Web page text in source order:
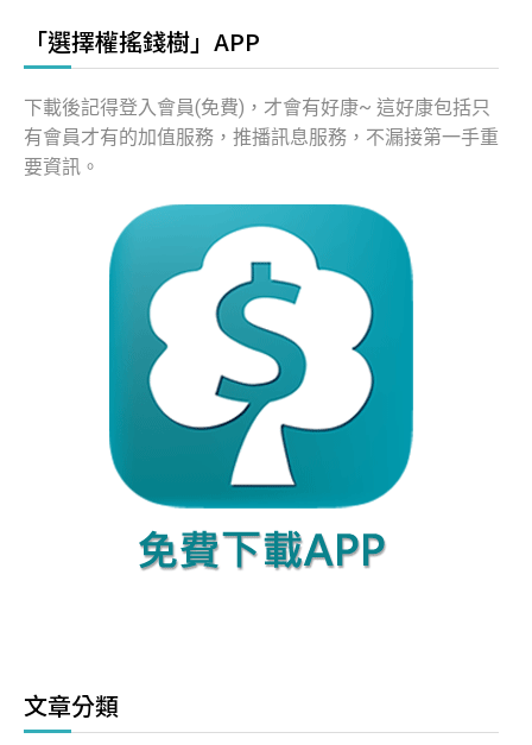
「選擇權搖錢樹」APP
下載後記得登入會員(免費)，才會有好康~ 這好康包括只
有會員才有的加值服務，推播訊息服務，不漏接第一手重
要資訊。
文章分類